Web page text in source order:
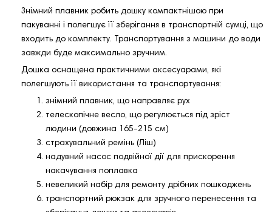
Знімний плавник робить дошку компактнішою при
пакуванні і полегшує її зберігання в транспортній сумці, що
входить до комплекту. Транспортування з машини до води
завжди буде максимально зручним.
Дошка оснащена практичними аксесуарами, які
полегшують її використання та транспортування:
знімний плавник, що направляє рух
телескопічне весло, що регулюється під зріст
людини (довжина 165-215 см)
страхувальний ремінь (Ліш)
надувний насос подвійної дії для прискорення
накачування поплавка
невеликий набір для ремонту дрібних пошкоджень
транспортний рюкзак для зручного перенесення та